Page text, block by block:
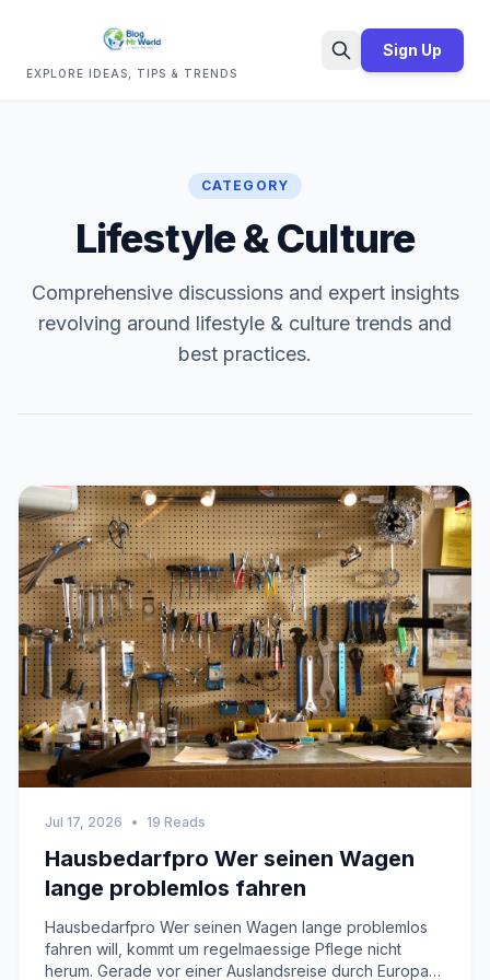
EXPLORE IDEAS, TIPS & TRENDS
Sign Up
CATEGORY
Lifestyle & Culture
Comprehensive discussions and expert insights
revolving around lifestyle & culture trends and
best practices.
Jul 17, 2026 • 19 Reads
Hausbedarfpro Wer seinen Wagen
lange problemlos fahren
Hausbedarfpro Wer seinen Wagen lange problemlos
fahren will, kommt um regelmaessige Pflege nicht
herum. Gerade vor einer Auslandsreise durch Europa